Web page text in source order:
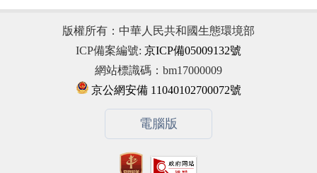
版權所有：中華人民共和國生態環境部
ICP備案編號: 京ICP備05009132號
網站標識碼：bm17000009
京公網安備 11040102700072號
電腦版